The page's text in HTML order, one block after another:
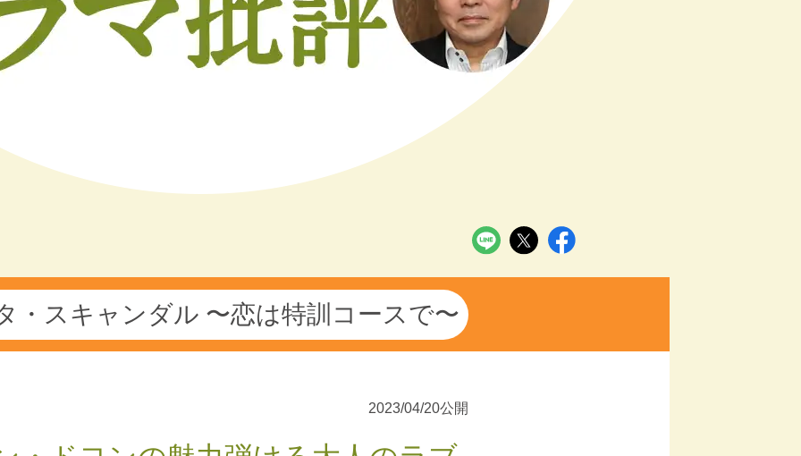
・スキャンダル 〜恋は特訓コースで〜
2023/04/20公開